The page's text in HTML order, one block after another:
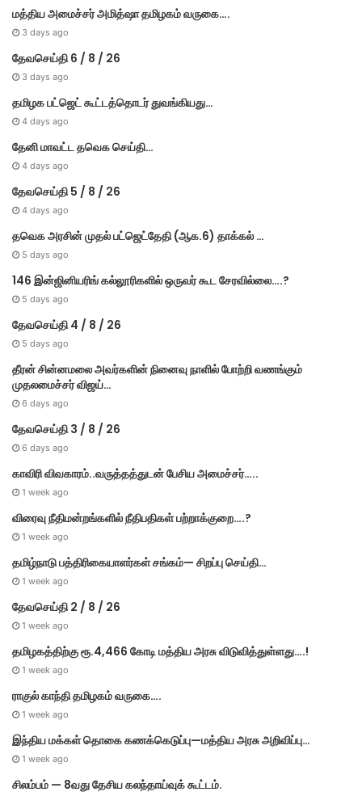
மத்திய அமைச்சர் அமித்ஷா தமிழகம் வருகை….
3 days ago
தேவசெய்தி 6 / 8 / 26
3 days ago
தமிழக பட்ஜெட் கூட்டத்தொடர் துவங்கியது…
4 days ago
தேனி மாவட்ட தவெக செய்தி…
4 days ago
தேவசெய்தி 5 / 8 / 26
4 days ago
தவெக அரசின் முதல் பட்​ஜெட்தேதி (ஆக.6) தாக்​கல் …
5 days ago
146 இன்ஜினியரிங் கல்லூரிகளில் ஒருவர் கூட சேரவில்லை….?
5 days ago
தேவசெய்தி 4 / 8 / 26
5 days ago
தீரன் சின்னமலை அவர்களின் நினைவு நாளில் போற்றி வணங்கும்
முதலமைச்சர் விஜய்…
6 days ago
தேவசெய்தி 3 / 8 / 26
6 days ago
காவிரி விவகாரம்..வருத்தத்துடன் பேசிய அமைச்சர்…..
1 week ago
விரைவு நீதிமன்றங்களில் நீதிபதிகள் பற்றாக்குறை….?
1 week ago
தமிழ்நாடு பத்திரிகையாளர்கள் சங்கம்— சிறப்பு செய்தி…
1 week ago
தேவசெய்தி 2 / 8 / 26
1 week ago
தமிழகத்திற்கு ரூ.4,466 கோடி மத்திய அரசு விடுவித்துள்ளது….!
1 week ago
ராகுல் காந்தி தமிழகம் வருகை….
1 week ago
இந்திய மக்கள் தொகை கணக்கெடுப்பு—மத்திய அரசு அறிவிப்பு…
1 week ago
சிலம்பம் — 8வது தேசிய கலந்தாய்வுக் கூட்டம்.